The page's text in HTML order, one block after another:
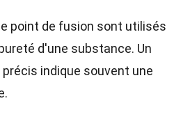
point de fusion sont utilisés
d'une substance. Un
indique souvent une